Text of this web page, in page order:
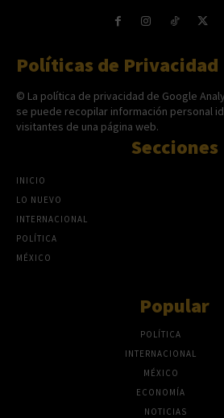
Políticas de Privacidad
© La política de privacidad de Google
se puede recopilar información personal
visitantes de una página web.
Secciones
INICIO
LO NUEVO
INTERNACIONAL
POLÍTICA
MÉXICO
Popular
POLÍTICA
INTERNACIONAL
MÉXICO
ECONOMÍA
NOTICIAS